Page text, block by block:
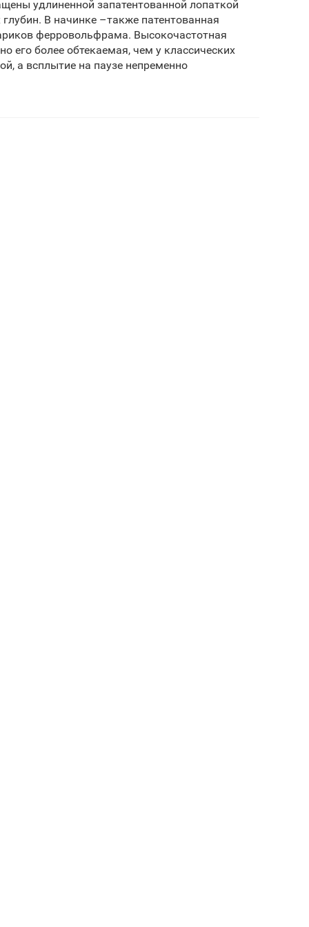
удлиненной запатентованной лопаткой
В начинке –также патентованная
ферровольфрама. Высокочастотная
его более обтекаемая, чем у классических
а всплытие на паузе непременно